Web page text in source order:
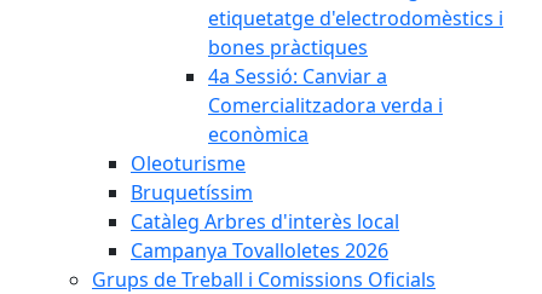
etiquetatge d'electrodomèstics i
bones pràctiques
4a Sessió: Canviar a
Comercialitzadora verda i
econòmica
Oleoturisme
Bruquetíssim
Catàleg Arbres d'interès local
Campanya Tovalloletes 2026
Grups de Treball i Comissions Oficials